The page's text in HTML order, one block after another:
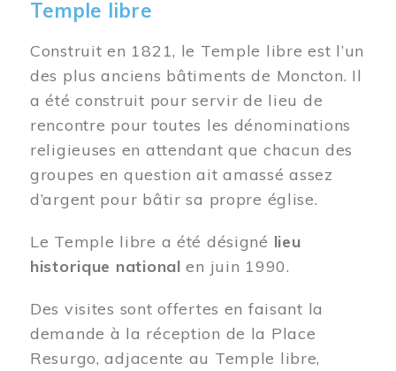
Temple libre
Construit en 1821, le Temple libre est l’un
des plus anciens bâtiments de Moncton. Il
a été construit pour servir de lieu de
rencontre pour toutes les dénominations
religieuses en attendant que chacun des
groupes en question ait amassé assez
d’argent pour bâtir sa propre église.
Le Temple libre a été désigné lieu
historique national en juin 1990.
Des visites sont offertes en faisant la
demande à la réception de la Place
Resurgo, adjacente au Temple libre,